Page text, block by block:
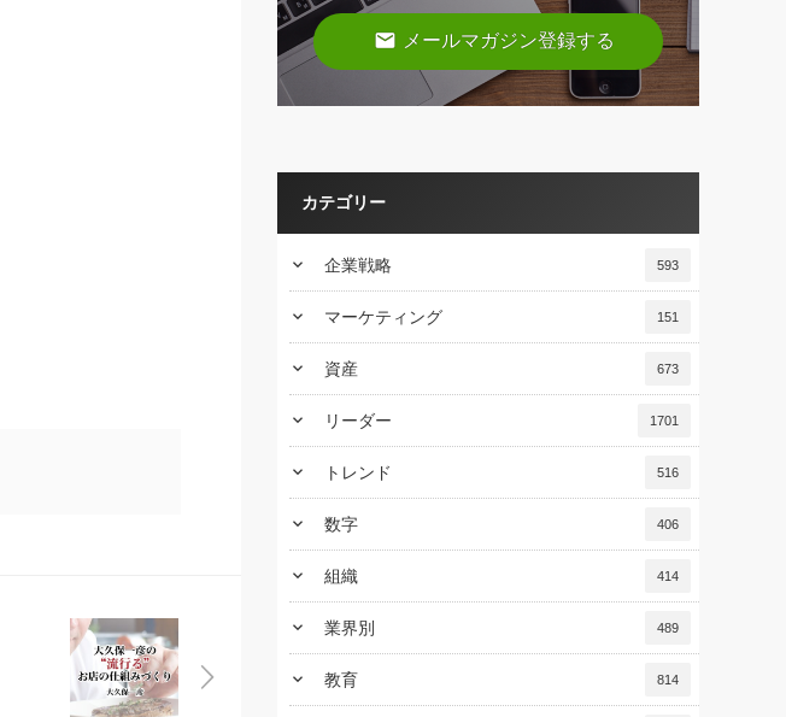
email メールマガジン登録する
カテゴリー
keyboard_arrow_down 企業戦略 593
keyboard_arrow_down マーケティング 151
keyboard_arrow_down 資産 673
keyboard_arrow_down リーダー 1701
keyboard_arrow_down トレンド 516
keyboard_arrow_down 数字 406
keyboard_arrow_down 組織 414
keyboard_arrow_down 業界別 489
keyboard_arrow_down 教育 814